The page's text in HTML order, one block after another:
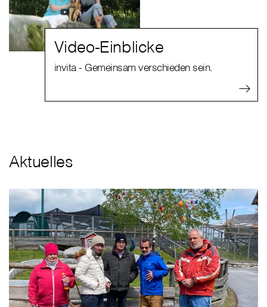
Video-Einblicke
invita - Gemeinsam verschieden sein.
Aktuelles